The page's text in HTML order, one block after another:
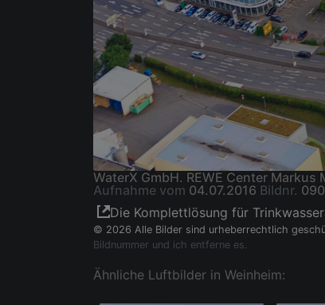
WaterX GmbH. REWE Center
Aufnahme vom 04.07.2016 Bildnr.
Die Komplettlösung für
© 2026 Alle Bilder sind urheberrechtlich
Bildnummer und ich entferne es.
Ähnliche Luftbilder in Weinheim: